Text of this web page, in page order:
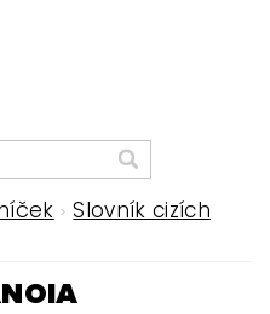
Slovník cizích